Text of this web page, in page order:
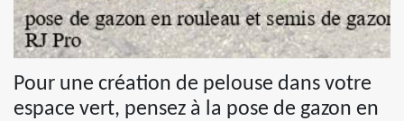
Pour une création de pelouse dans votre
espace vert, pensez à la pose de gazon en